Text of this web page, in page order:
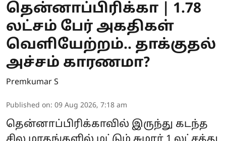
தென்னாப்பிரிக்கா | 1.78
லட்சம் பேர் அகதிகள்
வெளியேற்றம்.. தாக்குதல்
அச்சம் காரணமா?
Premkumar S
Published on: 09 Aug 2026, 7:18 am
தென்னாப்பிரிக்காவில் இருந்து கடந்த